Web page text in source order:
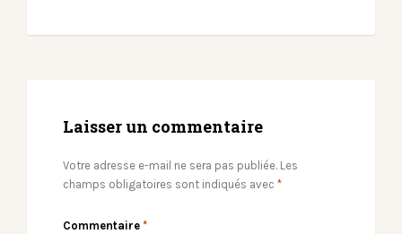
Laisser un commentaire
Votre adresse e-mail ne sera pas publiée. Les
champs obligatoires sont indiqués avec *
Commentaire *